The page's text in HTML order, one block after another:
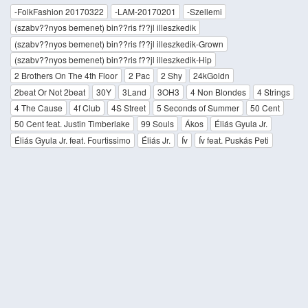
-FolkFashion 20170322 -LAM-20170201
-Szellemi
(szabv??nyos bemenet) bin??ris f??jl illeszkedik
(szabv??nyos bemenet) bin??ris f??jl illeszkedik-Grown
(szabv??nyos bemenet) bin??ris f??jl illeszkedik-Hip
2 Brothers On The 4th Floor
2 Pac 2 Shy
24kGoldn
2beat Or Not 2beat
30Y 3Land 3OH3 4 Non Blondes
4 Strings
4 The Cause
4f Club 4S Street 5 Seconds of Summer
50 Cent
50 Cent feat. Justin Timberlake
99 Souls Ákos
Éliás Gyula Jr.
Éliás Gyula Jr. feat. Fourtissimo
Éliás Jr. Ív Ív feat. Puskás Peti